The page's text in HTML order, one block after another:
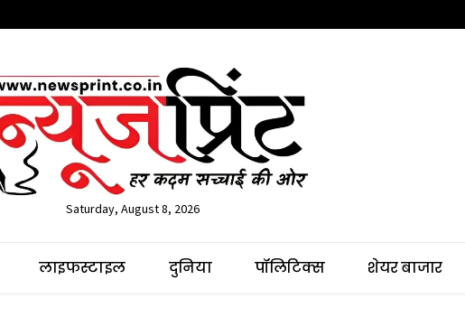
Saturday, August 8, 2026
लाइफस्टाइल दुनिया पॉलिटिक्स शेयर बाजार